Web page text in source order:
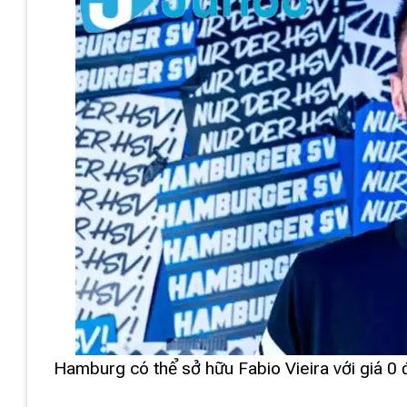
Hamburg có thể sở hữu Fabio Vieira với giá 0